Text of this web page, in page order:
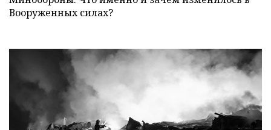
Вооруженных силах?